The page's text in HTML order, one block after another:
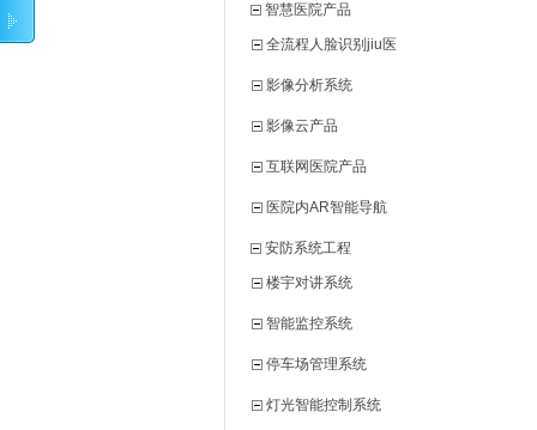
智慧医院产品
全流程人脸识别jiu医
影像分析系统
影像云产品
互联网医院产品
医院内AR智能导航
安防系统工程
楼宇对讲系统
智能监控系统
停车场管理系统
灯光智能控制系统